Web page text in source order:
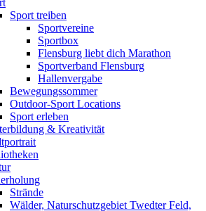
Sport treiben
Sportvereine
Sportbox
Flensburg liebt dich Marathon
Sportverband Flensburg
Hallenvergabe
Bewegungssommer
Outdoor-Sport Locations
Sport erleben
& Kreativität
Strände
Wälder, Naturschutzgebiet Twedter Feld,